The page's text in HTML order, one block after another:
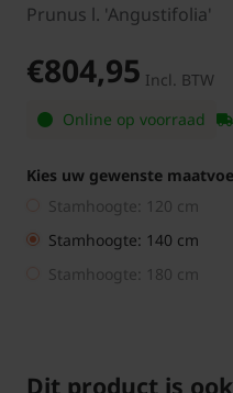
Prunus l. 'Angustifolia'
€804,95 Incl. BTW
Online op voorraad
Kies uw gewenste
Stamhoogte: 120 cm
Stamhoogte: 140 cm
Stamhoogte: 180 cm
Dit product is